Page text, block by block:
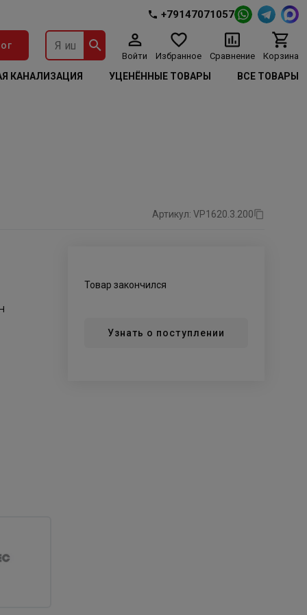
+79147071057
Войти Избранное Сравнение Корзина
КАНАЛИЗАЦИЯ УЦЕНЁННЫЕ ТОВАРЫ ВСЕ ТОВАРЫ
Артикул: VP1620.3.200
Товар закончился
Узнать о поступлении